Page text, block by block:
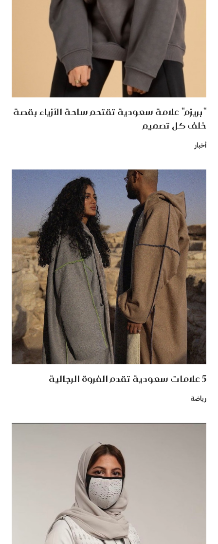
"بريزم" علامة سعودية تقتحم ساحة الأزياء بقصة
خلف كل تصميم
أخبار
5 علامات سعودية تقدم الفروة الرجالية
رياضة